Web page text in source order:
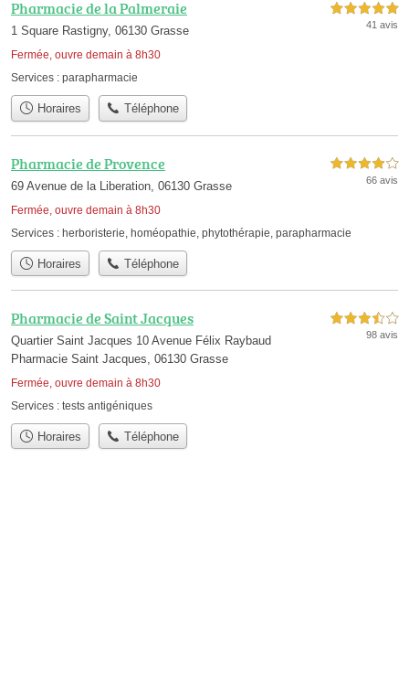
Pharmacie de la Palmeraie
1 Square Rastigny, 06130 Grasse
Fermée, ouvre demain à 8h30
5,0 étoiles sur 5
41 avis
Services : parapharmacie
Horaires Téléphone
Pharmacie de Provence
69 Avenue de la Liberation, 06130 Grasse
Fermée, ouvre demain à 8h30
4,0 étoiles sur 5
66 avis
Services : herboristerie homéopathie phytothérapie parapharmacie
Horaires Téléphone
Pharmacie de Saint Jacques
Quartier Saint Jacques 10 Avenue Félix Raybaud
Pharmacie Saint Jacques, 06130 Grasse
Fermée, ouvre demain à 8h30
3,5 étoiles sur 5
98 avis
Services : tests antigéniques
Horaires Téléphone